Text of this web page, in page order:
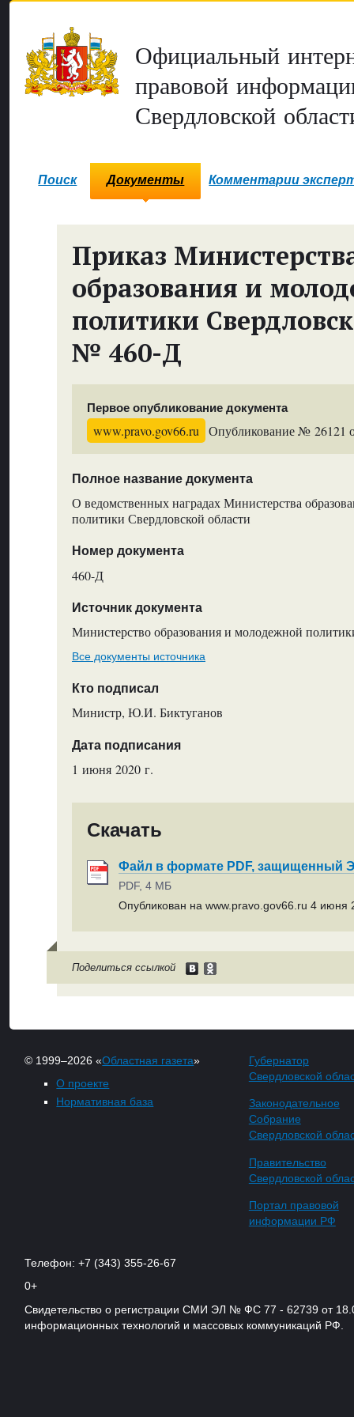
Официальный
правовой
Свердловской
Поиск Документы Комментарии
Приказ
образования и
политики
№ 460-Д
Первое опубликование документа
www.pravo.gov66.ru Опубликование № 26121
Полное название документа
О ведомственных наградах Министерства
политики Свердловской области
Номер документа
460-Д
Источник документа
Министерство образования и молодежной
Все документы источника
Кто подписал
Министр, Ю.И. Биктуганов
Дата подписания
1 июня 2020 г.
Скачать
Файл в формате PDF, защищенный
PDF, 4 МБ
Опубликован на www.pravo.gov66.ru 4 июня
Поделиться ссылкой
© 1999–2026 «Областная газета»
О проекте
Нормативная база
Губернатор
Свердловской
Законодательное
Собрание
Свердловской
Правительство
Свердловской
Портал правовой
информации РФ
Телефон: +7 (343) 355-26-67
0+
Свидетельство о регистрации СМИ ЭЛ № ФС 77 - 62739 от
информационных технологий и массовых коммуникаций РФ.